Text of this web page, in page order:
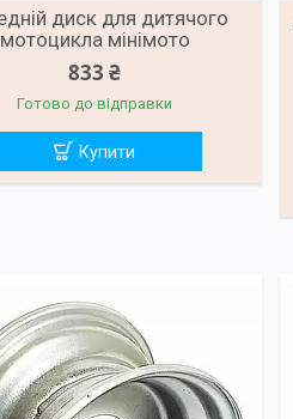
диск для дитячого
мотоцикла мінімото
833 ₴
Готово до відправки
Купити